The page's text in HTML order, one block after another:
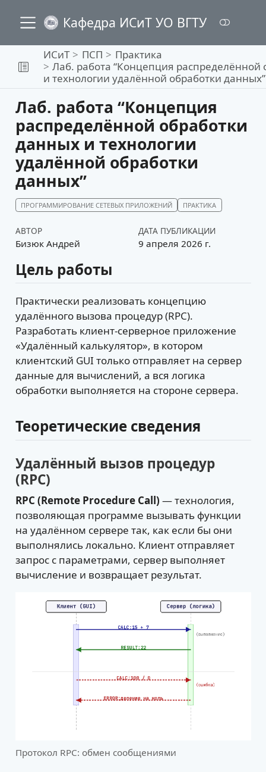
Кафедра ИСиТ УО ВГТУ
ИСиТ ПСП
Практика
Лаб. работа “Концепция распределённой
и технологии удалённой обработки данных”
Лаб. работа “Концепция
распределённой обработки
данных и технологии
удалённой обработки
данных”
ПРОГРАММИРОВАНИЕ СЕТЕВЫХ ПРИЛОЖЕНИЙ ПРАКТИКА
АВТОР
Бизюк Андрей
ДАТА ПУБЛИКАЦИИ
9 апреля 2026 г.
Цель работы
Практически реализовать концепцию
удалённого вызова процедур (RPC).
Разработать клиент-серверное приложение
«Удалённый калькулятор», в котором
клиентский GUI только отправляет на сервер
данные для вычислений, а вся логика
обработки выполняется на стороне сервера.
Теоретические сведения
Удалённый вызов процедур
(RPC)
RPC (Remote Procedure Call) — технология,
позволяющая программе вызывать функции
на удалённом сервере так, как если бы они
выполнялись локально. Клиент отправляет
запрос с параметрами, сервер выполняет
вычисление и возвращает результат.
Протокол RPC: обмен сообщениями